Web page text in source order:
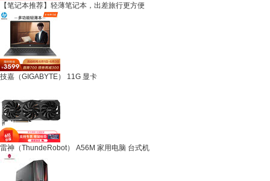
【笔记本推荐】轻薄笔记本，出差旅行更方便
技嘉（GIGABYTE） 11G 显卡
雷神（ThundeRobot） A56M 家用电脑 台式机